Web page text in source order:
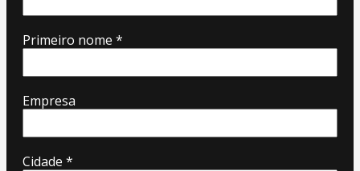
Primeiro nome *
Empresa
Cidade *